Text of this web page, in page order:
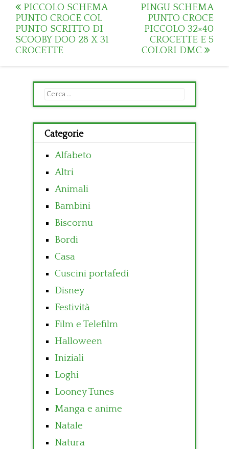
Post
navigation
PICCOLO SCHEMA
PUNTO CROCE COL
PUNTO SCRITTO DI
SCOOBY DOO 28 X 31
CROCETTE
PINGU SCHEMA
PUNTO CROCE
PICCOLO 32×40
CROCETTE E 5
COLORI DMC
Ricerca
per:
Categorie
Alfabeto
Altri
Animali
Bambini
Biscornu
Bordi
Casa
Cuscini portafedi
Disney
Festività
Film e Telefilm
Halloween
Iniziali
Loghi
Looney Tunes
Manga e anime
Natale
Natura